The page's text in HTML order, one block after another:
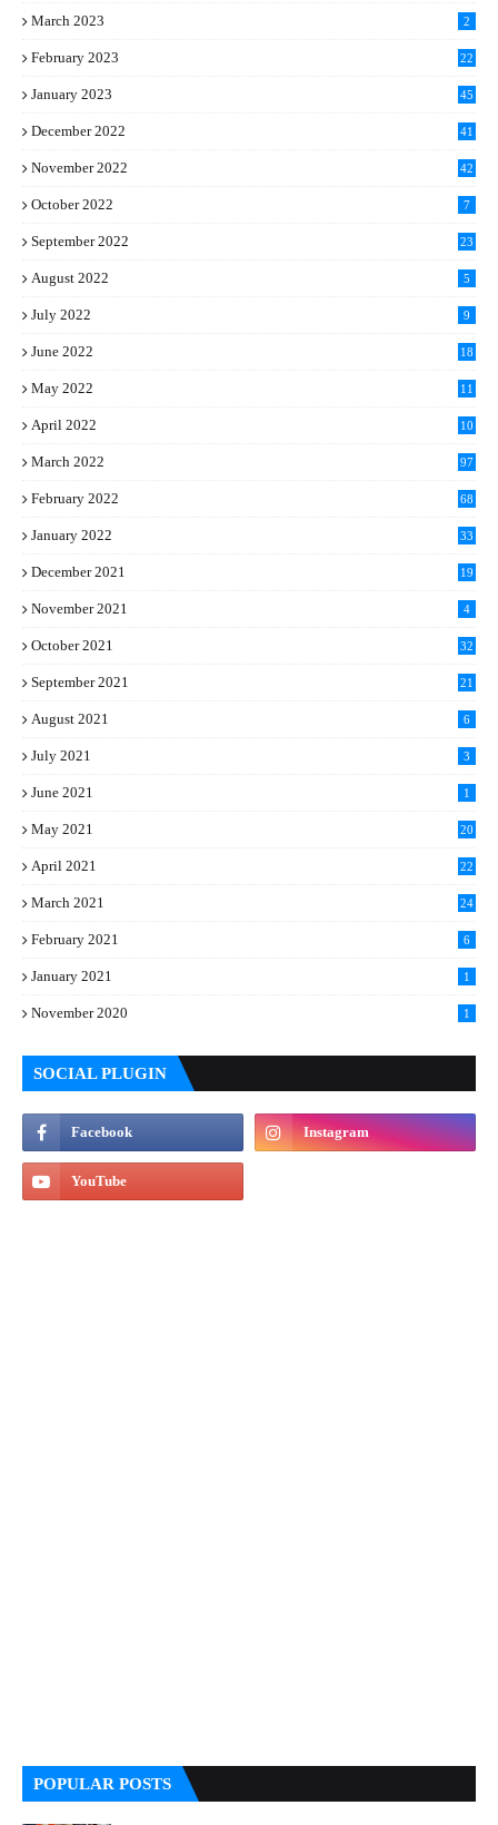
March 2023 2
February 2023 22
January 2023 45
December 2022 41
November 2022 42
October 2022 7
September 2022 23
August 2022 5
July 2022 9
June 2022 18
May 2022 11
April 2022 10
March 2022 97
February 2022 68
January 2022 33
December 2021 19
November 2021 4
October 2021 32
September 2021 21
August 2021 6
July 2021 3
June 2021 1
May 2021 20
April 2021 22
March 2021 24
February 2021 6
January 2021 1
November 2020 1
SOCIAL PLUGIN
POPULAR POSTS